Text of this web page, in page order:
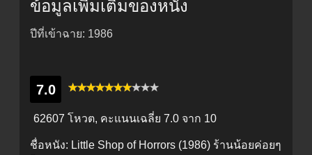
ข้อมูลเพิ่มเติมของหนัง
ปีที่เข้าฉาย: 1986
7.0
62607 โหวต, คะแนนเฉลี่ย 7.0 จาก 10
ชื่อหนัง: Little Shop of Horrors (1986) ร้านน้อยค่อยๆ